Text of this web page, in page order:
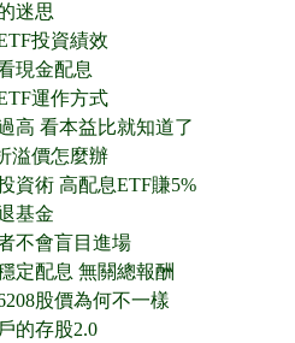
迷思
投資績效
現金配息
運作方式
高 看本益比就知道了
溢價怎麼辦
資術 高配息ETF賺5%
基金
不會盲目進場
定配息 無關總報酬
股價為何不一樣
的存股2.0